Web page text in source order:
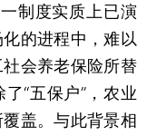
制度实质上已演
的进程中，难以
会养老保险所替
“五保户”，农业
盖。与此背景相